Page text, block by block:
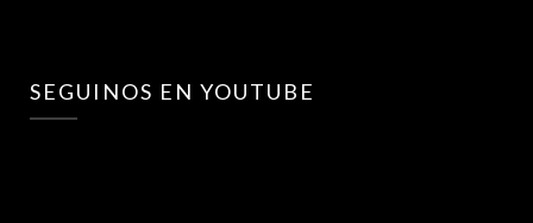
SEGUINOS EN YOUTUBE